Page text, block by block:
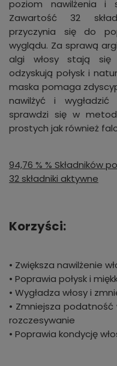
poziom nawilżenia i
Zawartość 32
przyczynia się do
wyglądu. Za sprawą
algi włosy stają się
odzyskują połysk i
maska pomaga
nawilżyć i
sprawdzi się w
prostych jak również
94,76 % % Składników
32 składniki aktywne
Korzyści:
• Zwiększa nawilżenie
• Poprawia połysk i
• Wygładza włosy i
• Zmniejsza podatność
rozczesywanie
• Poprawia kondycję